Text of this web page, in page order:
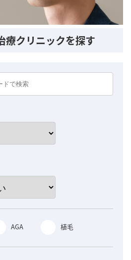
療クリニックを探す
AGA 植毛